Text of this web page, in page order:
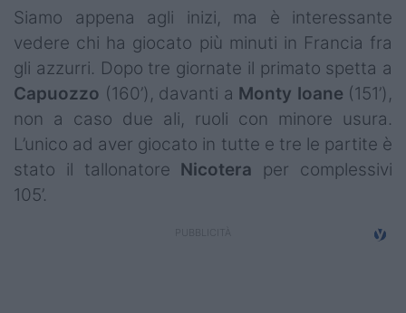
Siamo appena agli inizi, ma è interessante
vedere chi ha giocato più minuti in Francia fra
gli azzurri. Dopo tre giornate il primato spetta a
Capuozzo (160’), davanti a Monty Ioane (151’),
non a caso due ali, ruoli con minore usura.
L’unico ad aver giocato in tutte e tre le partite è
stato il tallonatore Nicotera per complessivi
105’.